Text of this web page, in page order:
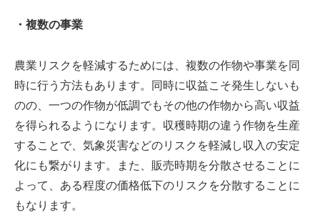
・複数の事業
農業リスクを軽減するためには、複数の作物や事業を同
時に行う方法もあります。同時に収益こそ発生しないも
のの、一つの作物が低調でもその他の作物から高い収益
を得られるようになります。収穫時期の違う作物を生産
することで、気象災害などのリスクを軽減し収入の安定
化にも繋がります。また、販売時期を分散させることに
よって、ある程度の価格低下のリスクを分散することに
もなります。